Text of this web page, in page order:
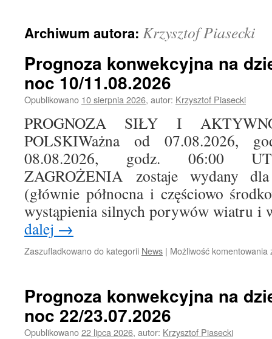
Archiwum autora: Krzysztof Piasecki
Prognoza konwekcyjna na
noc 10/11.08.2026
Opublikowano 10 sierpnia 2026, autor: Krzysztof Piasecki
PROGNOZA SIŁY I
POLSKIWażna od 07.08.2026,
08.08.2026, godz. 06:00
ZAGROŻENIA zostaje wydany
(głównie północna i częściowo
wystąpienia silnych porywów wiatru
dalej →
Zaszufladkowano do kategorii News | Możliwość komentowania
Prognoza konwekcyjna na
noc 22/23.07.2026
Opublikowano22 lipca 2026, autor: Krzysztof Piasecki